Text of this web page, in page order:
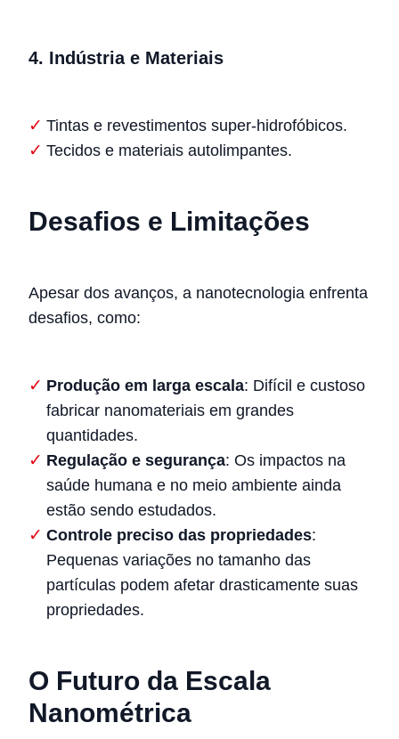
4. Indústria e Materiais
Tintas e revestimentos super-hidrofóbicos.
Tecidos e materiais autolimpantes.
Desafios e Limitações
Apesar dos avanços, a nanotecnologia enfrenta
desafios, como:
Produção em larga escala: Difícil e custoso
fabricar nanomateriais em grandes
quantidades.
Regulação e segurança: Os impactos na
saúde humana e no meio ambiente ainda
estão sendo estudados.
Controle preciso das propriedades:
Pequenas variações no tamanho das
partículas podem afetar drasticamente suas
propriedades.
O Futuro da Escala
Nanométrica